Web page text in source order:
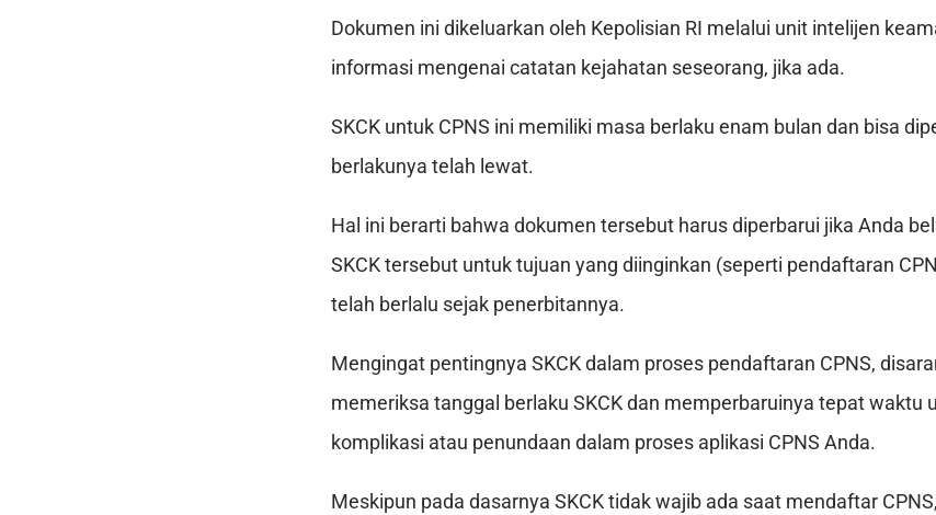
Dokumen ini dikeluarkan oleh Kepolisian RI melalui unit intelijen
informasi mengenai catatan kejahatan seseorang, jika ada.
SKCK untuk CPNS ini memiliki masa berlaku enam bulan dan bisa
berlakunya telah lewat.
Hal ini berarti bahwa dokumen tersebut harus diperbarui jika Anda
SKCK tersebut untuk tujuan yang diinginkan (seperti pendaftaran
telah berlalu sejak penerbitannya.
Mengingat pentingnya SKCK dalam proses pendaftaran CPNS,
memeriksa tanggal berlaku SKCK dan memperbaruinya tepat waktu
komplikasi atau penundaan dalam proses aplikasi CPNS Anda.
Meskipun pada dasarnya SKCK tidak wajib ada saat mendaftar